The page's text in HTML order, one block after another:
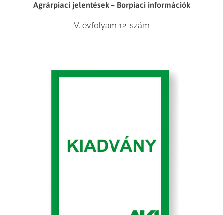
Agrárpiaci jelentések – Borpiaci információk
V. évfolyam 12. szám